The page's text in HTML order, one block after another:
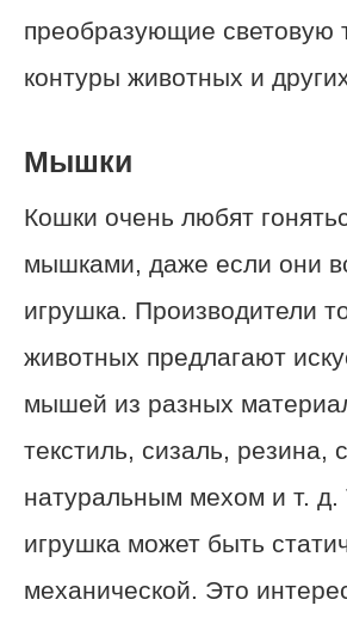
преобразующие световую
контуры животных и
Мышки
Кошки очень любят
мышками, даже если они
игрушка. Производители
животных предлагают
мышей из разных
текстиль, сизаль, резина, с
натуральным мехом и т. д.
игрушка может быть
механической. Это